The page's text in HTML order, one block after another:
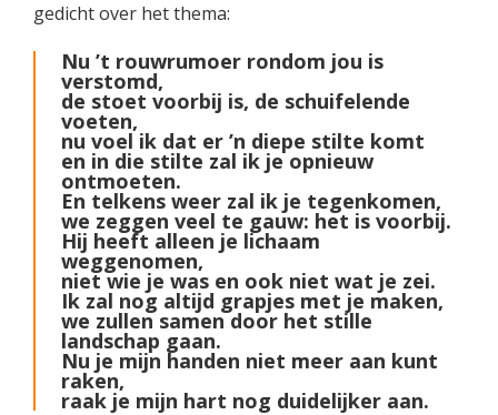
gedicht over het thema:
Nu ’t rouwrumoer rondom jou is
verstomd,
de stoet voorbij is, de schuifelende
voeten,
nu voel ik dat er ’n diepe stilte komt
en in die stilte zal ik je opnieuw
ontmoeten.
En telkens weer zal ik je tegenkomen,
we zeggen veel te gauw: het is voorbij.
Hij heeft alleen je lichaam
weggenomen,
niet wie je was en ook niet wat je zei.
Ik zal nog altijd grapjes met je maken,
we zullen samen door het stille
landschap gaan.
Nu je mijn handen niet meer aan kunt
raken,
raak je mijn hart nog duidelijker aan.